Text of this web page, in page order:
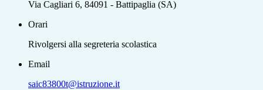
Via Cagliari 6, 84091 - Battipaglia (SA)
Orari
Rivolgersi alla segreteria scolastica
Email
saic83800t@istruzione.it